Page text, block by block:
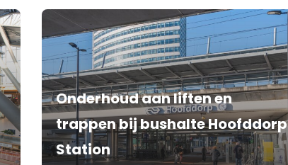
Onderhoud aan liften en
trappen bij bushalte Hoofddorp
Station